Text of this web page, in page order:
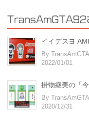
TransAmGTA92
イイデスヨ
By
2022/01/01
掛物継美の「今
By
2020/12/31